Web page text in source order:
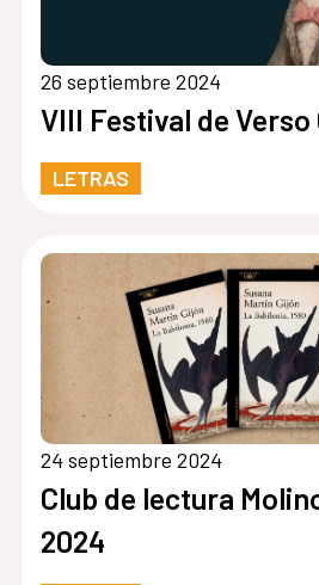
26 septiembre 2024
VIII Festival de Verso
LETRAS
24 septiembre 2024
Club de lectura
2024